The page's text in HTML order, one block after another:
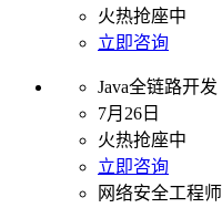
火热抢座中
立即咨询
Java全链路开发
7月26日
火热抢座中
立即咨询
网络安全工程师